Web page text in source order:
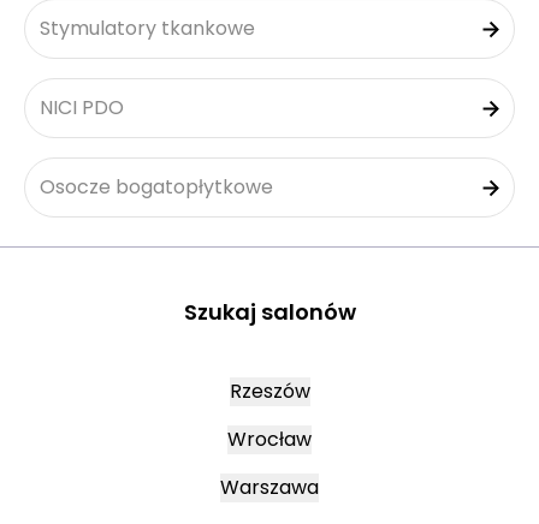
Stymulatory tkankowe
NICI PDO
Osocze bogatopłytkowe
Szukaj salonów
Rzeszów
Wrocław
Warszawa